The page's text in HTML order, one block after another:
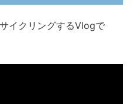
イクリングするVlogで